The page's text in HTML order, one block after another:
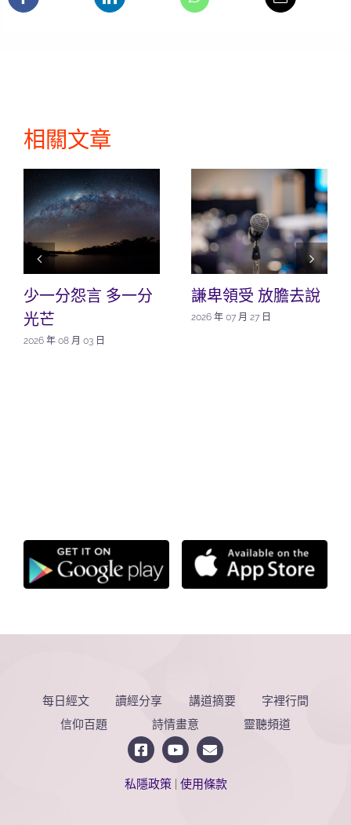
相關文章
少一分怨言 多一分
光芒
2026 年 08 月 03 日
謙卑領受 放膽去說
2026 年 07 月 27 日
每日經文 讀經分享 講道摘要
字裡行間
信仰百題
詩情畫意 靈聽頻道
私隱政策| 使用條款